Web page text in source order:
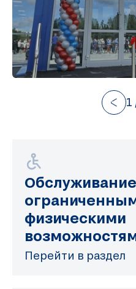
1
физическими
Перейти в раздел